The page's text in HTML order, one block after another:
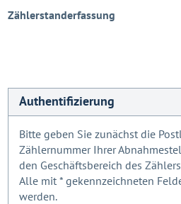
Zählerstanderfassung
Authentifizierung
Bitte geben Sie zunächst die
Zählernummer Ihrer
den Geschäftsbereich des
Alle mit* gekennzeichneten
werden.